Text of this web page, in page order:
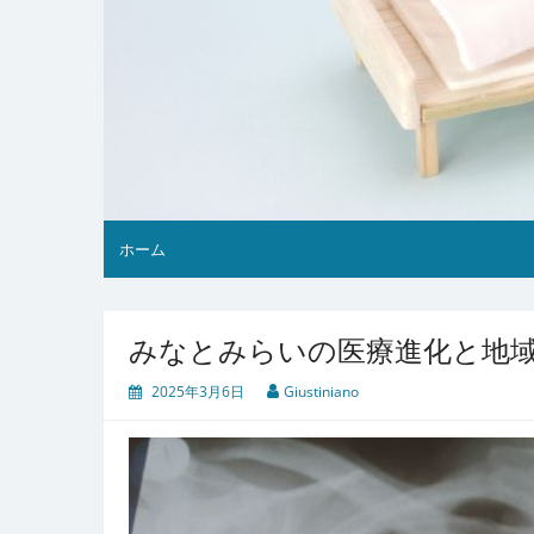
ホーム
みなとみらいの医療進化と地
2025年3月6日 Giustiniano